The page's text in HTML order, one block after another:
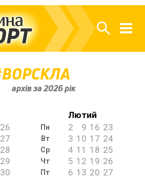
ВОРСКЛА
архів за 2026 рік
26
27
28
29
30
Лютий
Пн 2 9 16 23
Вт 3 10 17 24
Ср 4 11 18 25
Чт 5 12 19 26
Пт 6 13 20 27